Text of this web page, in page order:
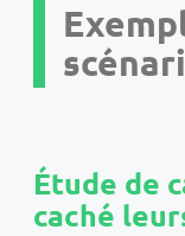
Étude de
caché